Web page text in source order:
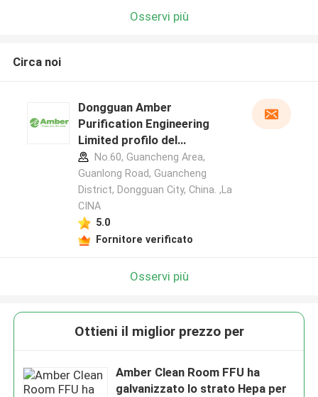
Osservi più
Circa noi
Dongguan Amber
Purification Engineering
Limited profilo del
produttore
No.60, Guancheng Area,
Guanlong Road, Guancheng
District, Dongguan City, China. ,La
CINA
5.0
Fornitore verificato
Osservi più
Ottieni il miglior prezzo per
Amber Clean Room FFU ha
galvanizzato lo strato Hepa per